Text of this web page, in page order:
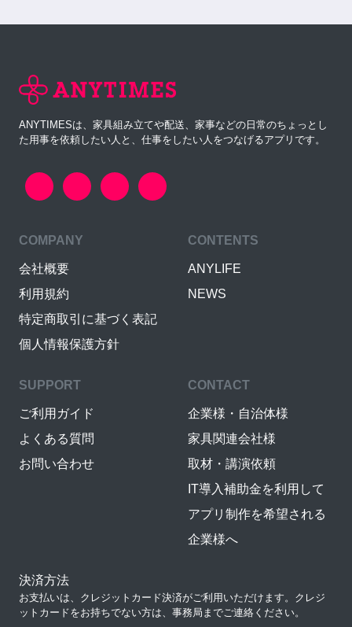
ANYTIMESは、家具組み立てや配送、家事などの日常のちょっとし
た用事を依頼したい人と、仕事をしたい人をつなげるアプリです。
COMPANY
会社概要
利用規約
特定商取引に基づく表記
個人情報保護方針
CONTENTS
ANYLIFE
NEWS
SUPPORT
ご利用ガイド
よくある質問
お問い合わせ
CONTACT
企業様・自治体様
家具関連会社様
取材・講演依頼
IT導入補助金を利用して
アプリ制作を希望される
企業様へ
決済方法
お支払いは、クレジットカード決済がご利用いただけます。クレジ
ットカードをお持ちでない方は、事務局までご連絡ください。